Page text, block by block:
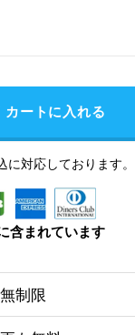
カートに入れる
対応しております。
含まれています
制限